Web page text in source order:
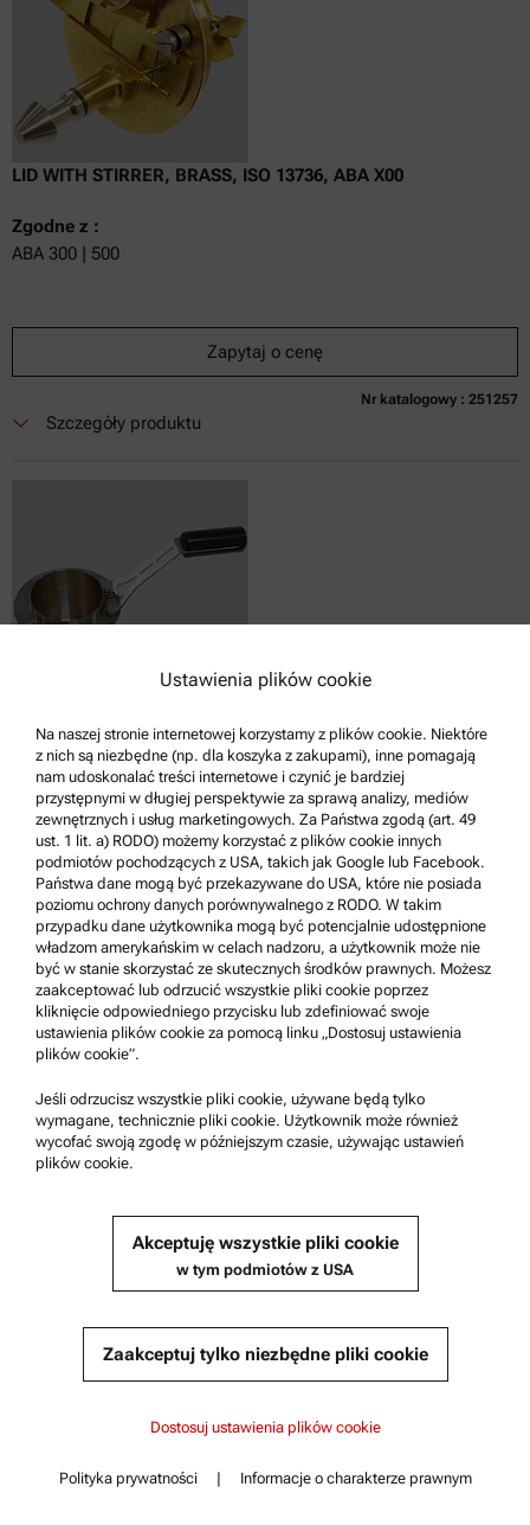
LID WITH STIRRER, BRASS, ISO 13736, ABA X00
Zgodne z :
ABA 300 | 500
Zapytaj o cenę
Nr katalogowy : 251257
Szczegóły produktu
TEST CUP, STAINLESS STEEL, ABA X00
Zgodne z :
ABA 300 | 500
Zapytaj o cenę
Nr katalogowy : 253534
Szczegóły produktu
LID WITH STIRRER, STAINLESS STEEL, ABA X00
Zgodne z :
ABA 300 | 500
Ustawienia plików cookie
Na naszej stronie internetowej korzystamy z plików cookie. Niektóre
z nich są niezbędne (np. dla koszyka z zakupami), inne pomagają
nam udoskonalać treści internetowe i czynić je bardziej
przystępnymi w długiej perspektywie za sprawą analizy, mediów
zewnętrznych i usług marketingowych. Za Państwa zgodą (art. 49
ust. 1 lit. a) RODO) możemy korzystać z plików cookie innych
podmiotów pochodzących z USA, takich jak Google lub Facebook.
Państwa dane mogą być przekazywane do USA, które nie posiada
poziomu ochrony danych porównywalnego z RODO. W takim
przypadku dane użytkownika mogą być potencjalnie udostępnione
władzom amerykańskim w celach nadzoru, a użytkownik może nie
być w stanie skorzystać ze skutecznych środków prawnych. Możesz
zaakceptować lub odrzucić wszystkie pliki cookie poprzez
kliknięcie odpowiedniego przycisku lub zdefiniować swoje
ustawienia plików cookie za pomocą linku „Dostosuj ustawienia
plików cookie”.
Jeśli odrzucisz wszystkie pliki cookie, używane będą tylko
wymagane, technicznie pliki cookie. Użytkownik może również
wycofać swoją zgodę w późniejszym czasie, używając ustawień
plików cookie.
Akceptuję wszystkie pliki cookie
w tym podmiotów z USA
Zaakceptuj tylko niezbędne pliki cookie
Dostosuj ustawienia plików cookie
Polityka prywatności | Informacje o charakterze prawnym
Podstawowe charakterystyki
Normy
ABA 500
Kontakt Spis treści